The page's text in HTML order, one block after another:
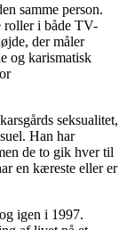
samme person.
roller i både TV-
der måler
og karismatisk
seksualitet,
Han har
de to gik hver til
en kæreste eller er
igen i 1997.